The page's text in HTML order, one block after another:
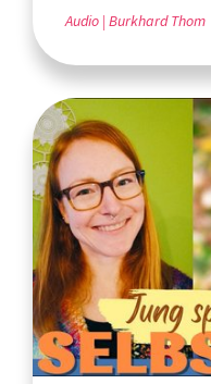
Audio Burkhard Thom